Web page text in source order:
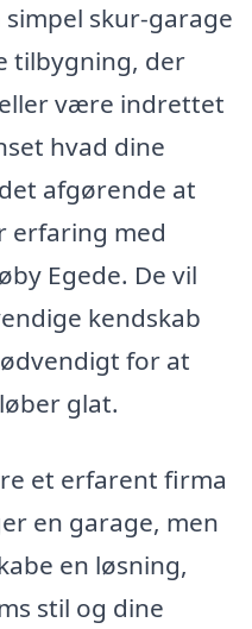
skur-garage
tilbygning, der
være indrettet
hvad dine
afgørende at
erfaring med
Egede. De vil
kendskab
for at
glat.
et erfarent firma
en garage, men
en løsning,
stil og dine